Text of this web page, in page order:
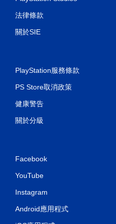
法律條款
關於SIE
PlayStation服務條款
PS Store取消政策
健康警告
關於分級
Facebook
YouTube
Instagram
Android應用程式